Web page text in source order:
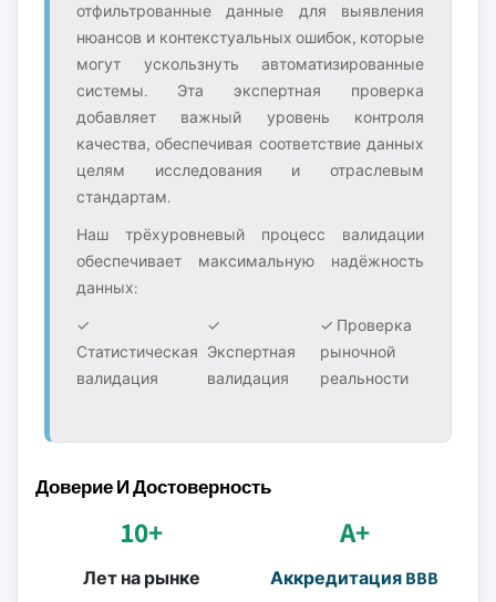
отфильтрованные данные для выявления
нюансов и контекстуальных ошибок, которые
могут ускользнуть автоматизированные
системы. Эта экспертная проверка
добавляет важный уровень контроля
качества, обеспечивая соответствие данных
целям исследования и отраслевым
стандартам.
Наш трёхуровневый процесс валидации
обеспечивает максимальную надёжность
данных:
✓
Статистическая
валидация
✓
Экспертная
валидация
✓ Проверка
рыночной
реальности
Доверие И Достоверность
10+
Лет на рынке
A+
Аккредитация BBB